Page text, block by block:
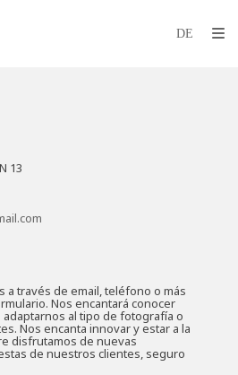
13
a través de email, teléfono o más
Nos encantará conocer
al tipo de fotografía o
Nos encanta innovar y estar a la
disfrutamos de nuevas
de nuestros clientes, seguro